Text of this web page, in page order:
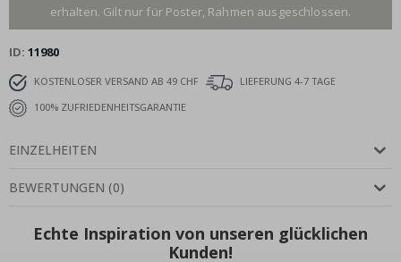
erhalten. Gilt nur für Poster, Rahmen ausgeschlossen.
ID 11980
KOSTENLOSER VERSAND AB 49 CHF
LIEFERUNG 4-7 TAGE
100% ZUFRIEDENHEITSGARANTIE
EINZELHEITEN
BEWERTUNGEN (0)
Echte Inspiration von unseren glücklichen
Kunden!